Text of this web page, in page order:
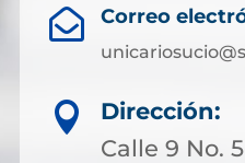
 Correo

Dirección:
Calle 9 No.